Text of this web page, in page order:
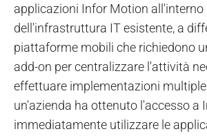
applicazioni Infor Motion all'interno
dell'infrastruttura IT esistente, a
piattaforme mobili che richiedono
add-on per centralizzare l'attività
effettuare implementazioni
un'azienda ha ottenuto l'accesso a
immediatamente utilizzare le